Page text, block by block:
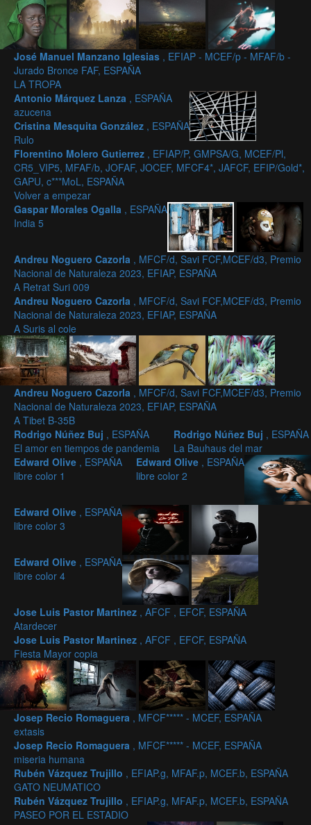
José Manuel Manzano Iglesias , EFIAP - MCEF/p - MFAF/b -
Jurado Bronce FAF, ESPAÑA
LA TROPA
Antonio Márquez Lanza , ESPAÑA
azucena
Cristina Mesquita González , ESPAÑA
Rulo
Florentino Molero Gutierrez , EFIAP/P, GMPSA/G, MCEF/Pl,
CR5_VIP5, MFAF/b, JOFAF, JOCEF, MFCF4*, JAFCF, EFIP/Gold*,
GAPU, c***MoL, ESPAÑA
Volver a empezar
Gaspar Morales Ogalla , ESPAÑA
India 5
Andreu Noguero Cazorla , MFCF/d, Savi FCF,MCEF/d3, Premio
Nacional de Naturaleza 2023, EFIAP, ESPAÑA
A Retrat Suri 009
Andreu Noguero Cazorla , MFCF/d, Savi FCF,MCEF/d3, Premio
Nacional de Naturaleza 2023, EFIAP, ESPAÑA
A Suris al cole
Andreu Noguero Cazorla , MFCF/d, Savi FCF,MCEF/d3, Premio
Nacional de Naturaleza 2023, EFIAP, ESPAÑA
A Tibet B-35B
Rodrigo Núñez Buj , ESPAÑA
El amor en tiempos de pandemia
Rodrigo Núñez Buj , ESPAÑA
La Bauhaus del mar
Edward Olive , ESPAÑA
libre color 1
Edward Olive , ESPAÑA
libre color 2
Edward Olive , ESPAÑA
libre color 3
Edward Olive , ESPAÑA
libre color 4
Jose Luis Pastor Martinez , AFCF , EFCF, ESPAÑA
Atardecer
Jose Luis Pastor Martinez , AFCF , EFCF, ESPAÑA
Fiesta Mayor copia
Josep Recio Romaguera , MFCF***** - MCEF, ESPAÑA
extasis
Josep Recio Romaguera , MFCF***** - MCEF, ESPAÑA
miseria humana
Rubén Vázquez Trujillo , EFIAP.g, MFAF.p, MCEF.b, ESPAÑA
GATO NEUMATICO
Rubén Vázquez Trujillo , EFIAP.g, MFAF.p, MCEF.b, ESPAÑA
PASEO POR EL ESTADIO